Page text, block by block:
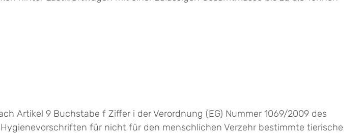
Artikel 9 Buchstabe f Ziffer i der Verordnung (EG) Nummer 1069/2009 des
für nicht für den menschlichen Verzehr bestimmte tierische